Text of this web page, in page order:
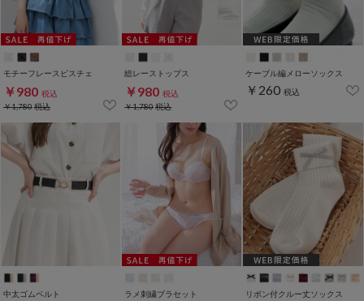
モチーフレースビスチェ
￥980 税込
￥1,780税込
総レーストップス
￥980 税込
￥1,780税込
ケーブル編メローソックス
￥260 税込
中太ゴムベルト ラメ刺繍ブラセット リボン付クルー丈ソックス